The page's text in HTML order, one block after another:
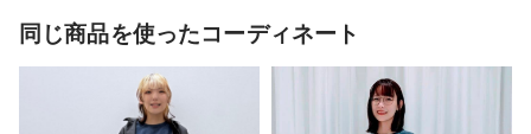
同じ商品を使ったコーディネート